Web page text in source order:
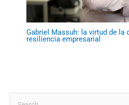
Gabriel Massuh: la virtud de la
resiliencia empresarial